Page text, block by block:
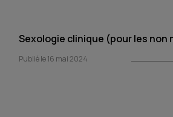
Sexologie clinique (pour les non
Publié le 16 mai 2024